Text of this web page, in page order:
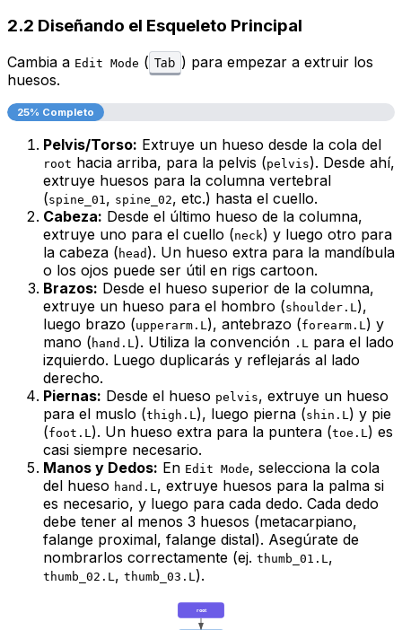
2.2 Diseñando el Esqueleto Principal
Cambia a Edit Mode ( Tab ) para empezar a extruir los
huesos.
25% Completo
Pelvis/Torso: Extruye un hueso desde la cola del
root hacia arriba, para la pelvis (pelvis). Desde ahí,
extruye huesos para la columna vertebral
(spine_01, spine_02, etc.) hasta el cuello.
Cabeza: Desde el último hueso de la columna,
extruye uno para el cuello (neck) y luego otro para
la cabeza ( head ). Un hueso extra para la mandíbula
o los ojos puede ser útil en rigs cartoon.
Brazos: Desde el hueso superior de la columna,
extruye un hueso para el hombro (shoulder.L),
luego brazo (upperarm.L), antebrazo (forearm.L) y
mano ( hand.L). Utiliza la convención .L para el lado
izquierdo. Luego duplicarás y reflejarás al lado
derecho.
Piernas: Desde el hueso pelvis, extruye un hueso
para el muslo (thigh.L), luego pierna (shin.L) y pie
(foot.L). Un hueso extra para la puntera (toe.L) es
casi siempre necesario.
Manos y Dedos: En Edit Mode, selecciona la cola
del hueso hand.L, extruye huesos para la palma si
es necesario, y luego para cada dedo. Cada dedo
debe tener al menos 3 huesos (metacarpiano,
falange proximal, falange distal). Asegúrate de
nombrarlos correctamente (ej. thumb_01.L,
thumb_02.L, thumb_03.L).
root